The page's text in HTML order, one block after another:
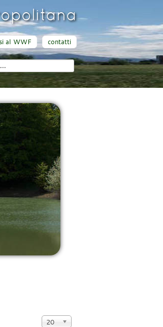
al WWF contatti
Visualizza
20